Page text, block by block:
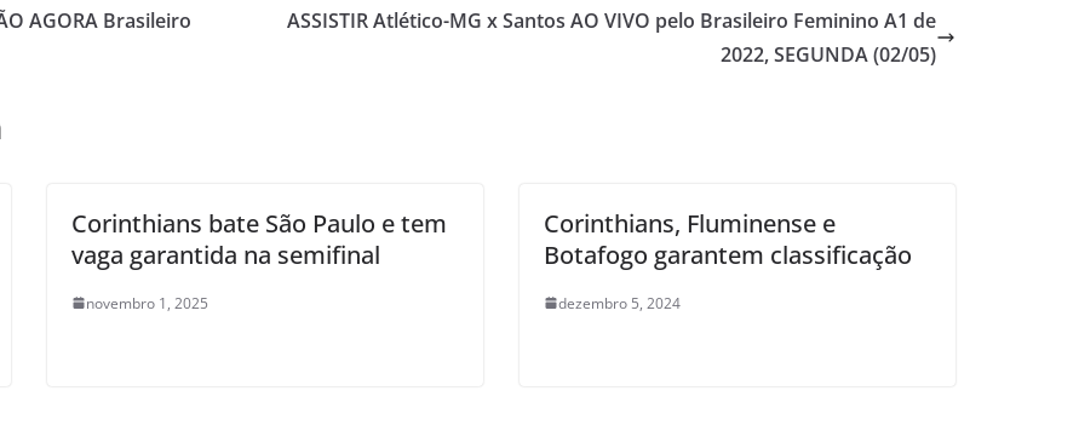
AGORA Brasileiro
ASSISTIR Atlético-MG x Santos AO VIVO pelo Brasileiro Feminino A1 de
2022, SEGUNDA (02/05)
Corinthians bate São Paulo e tem
vaga garantida na semifinal
novembro 1, 2025
Corinthians, Fluminense e
Botafogo garantem classificação
dezembro 5, 2024